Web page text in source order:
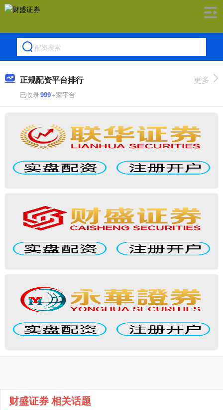
正规配资平台排行
已收录999+家平台
更多
财盛证券 相关话题